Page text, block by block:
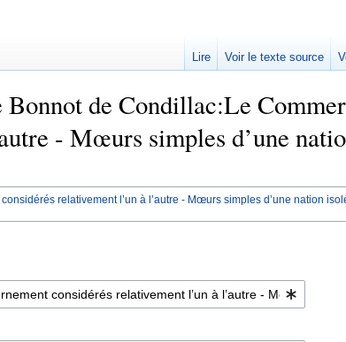
Bonnot de Condillac:Le
- Mœurs simples d’une
relativement l’un à l’autre - Mœurs simples d’une nation
Lire Voir le texte source